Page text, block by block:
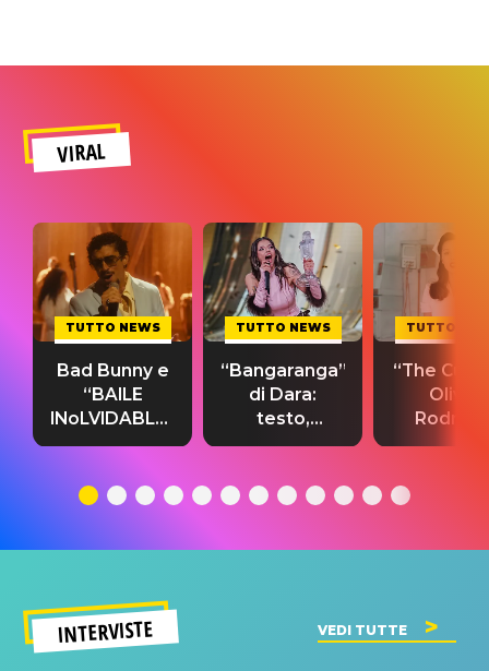
VIRAL
TUTTO NEWS
Bad Bunny e
“BAILE
INoLVIDABLE”:
testo,
significato
TUTTO NEWS
“Bangaranga”
di Dara:
testo,
traduzione e
del singolo
TUTTO
“The
Olivia
testo,
INTERVISTE VEDI TUTTE